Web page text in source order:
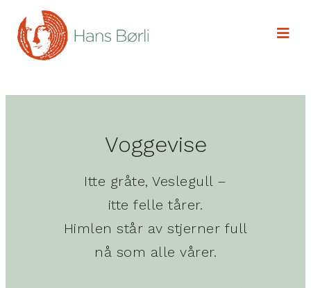
Voggevise
Itte gråte, Veslegull –
itte felle tårer.
Himlen står av stjerner full
nå som alle vårer.